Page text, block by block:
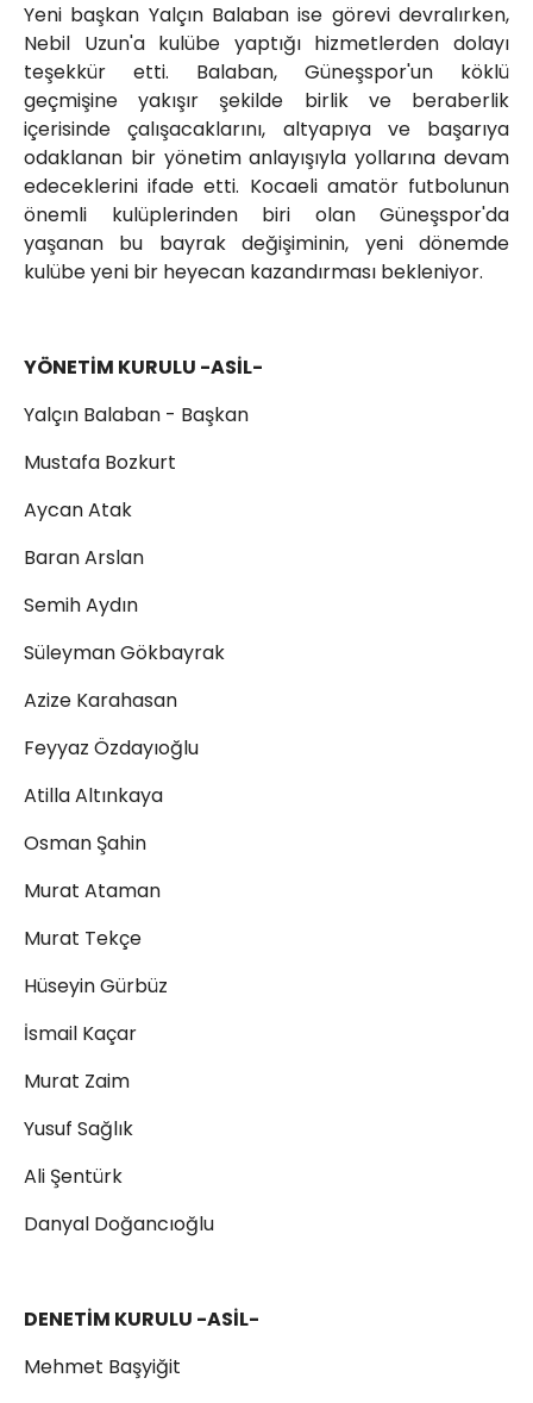
Yeni başkan Yalçın Balaban ise görevi devralırken,
Nebil Uzun'a kulübe yaptığı hizmetlerden dolayı
teşekkür etti. Balaban, Güneşspor'un köklü
geçmişine yakışır şekilde birlik ve beraberlik
içerisinde çalışacaklarını, altyapıya ve başarıya
odaklanan bir yönetim anlayışıyla yollarına devam
edeceklerini ifade etti. Kocaeli amatör futbolunun
önemli kulüplerinden biri olan Güneşspor'da
yaşanan bu bayrak değişiminin, yeni dönemde
kulübe yeni bir heyecan kazandırması bekleniyor.
YÖNETİM KURULU -ASİL-
Yalçın Balaban - Başkan
Mustafa Bozkurt
Aycan Atak
Baran Arslan
Semih Aydın
Süleyman Gökbayrak
Azize Karahasan
Feyyaz Özdayıoğlu
Atilla Altınkaya
Osman Şahin
Murat Ataman
Murat Tekçe
Hüseyin Gürbüz
İsmail Kaçar
Murat Zaim
Yusuf Sağlık
Ali Şentürk
Danyal Doğancıoğlu
DENETİM KURULU -ASİL-
Mehmet Başyiğit